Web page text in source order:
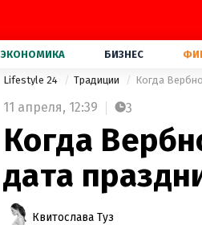
ЭКОНОМИКА БИЗНЕС
Lifestyle 24 Традиции Когда
11 апреля, 12:39 3
Когда
дата
Квитослава Туз